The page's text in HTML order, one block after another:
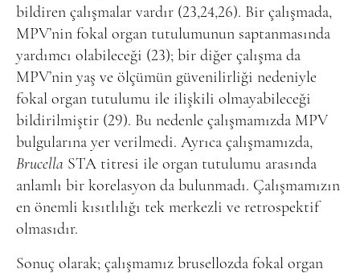
bildiren çalışmalar vardır (23,24,26). Bir çalışmada,
MPV’nin fokal organ tutulumunun saptanmasında
yardımcı olabileceği (23); bir diğer çalışma da
MPV’nin yaş ve ölçümün güvenilirliği nedeniyle
fokal organ tutulumu ile ilişkili olmayabileceği
bildirilmiştir (29). Bu nedenle çalışmamızda MPV
bulgularına yer verilmedi. Ayrıca çalışmamızda,
Brucella STA titresi ile organ tutulumu arasında
anlamlı bir korelasyon da bulunmadı. Çalışmamızın
en önemli kısıtlılığı tek merkezli ve retrospektif
olmasıdır.
Sonuç olarak; çalışmamız brusellozda fokal organ